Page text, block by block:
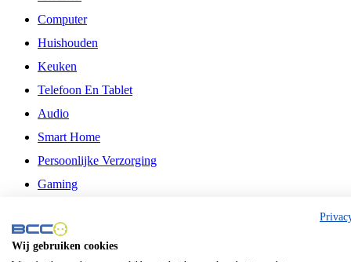
Computer
Huishouden
Keuken
Telefoon En Tablet
Audio
Smart Home
Persoonlijke Verzorging
Gaming
Philips
Wij gebruiken cookies